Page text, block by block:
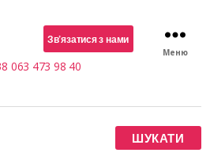
Зв’язатися з нами
063 473 98 40
Меню